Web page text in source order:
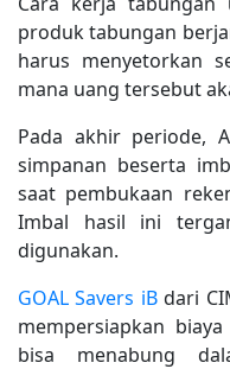
produk tabungan
harus menyetorkan
mana uang tersebut
Pada akhir periode,
simpanan beserta
saat pembukaan
Imbal hasil ini
digunakan.
GOAL Savers iBdari
mempersiapkan
bisa menabung